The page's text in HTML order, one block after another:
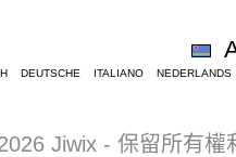
DEUTSCHE ITALIANO NEDERLANDS
Jiwix - 保留所有權